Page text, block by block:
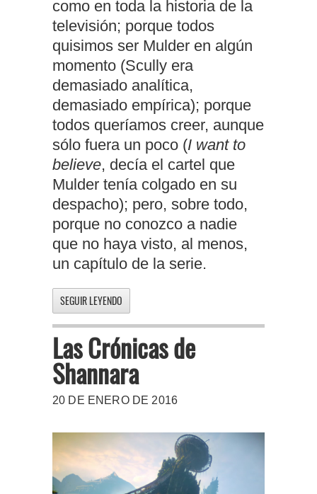
como en toda la historia de la
televisión; porque todos
quisimos ser Mulder en algún
momento (Scully era
demasiado analítica,
demasiado empírica); porque
todos queríamos creer, aunque
sólo fuera un poco (I want to
believe, decía el cartel que
Mulder tenía colgado en su
despacho); pero, sobre todo,
porque no conozco a nadie
que no haya visto, al menos,
un capítulo de la serie.
SEGUIR LEYENDO
Las Crónicas de
Shannara
20 DE ENERO DE 2016